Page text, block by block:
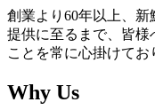
創業より60年以上、
提供に至るまで、皆
ことを常に心掛けてお
Why Us